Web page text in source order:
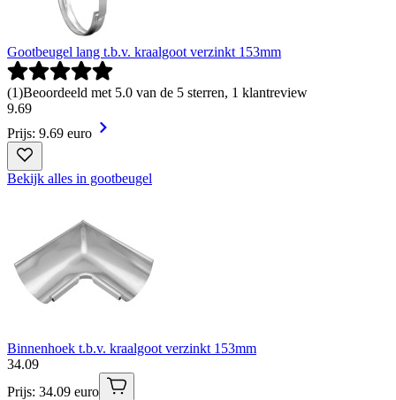
Gootbeugel lang t.b.v. kraalgoot verzinkt 153mm
(1)Beoordeeld met 5.0 van de 5 sterren, 1 klantreview
9.69
Prijs: 9.69 euro
Bekijk alles in gootbeugel
Binnenhoek t.b.v. kraalgoot verzinkt 153mm
34.09
Prijs: 34.09 euro